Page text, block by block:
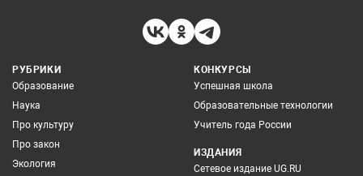
РУБРИКИ
Образование
Наука
Про культуру
Про закон
Экология
КОНКУРСЫ
Успешная школа
Образовательные технологии
Учитель года России
ИЗДАНИЯ
Сетевое издание UG.RU